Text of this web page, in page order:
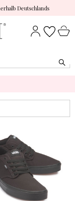
Deutschlands